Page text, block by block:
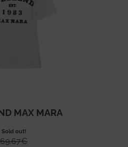
MAX MARA
Sold out!
69.67€